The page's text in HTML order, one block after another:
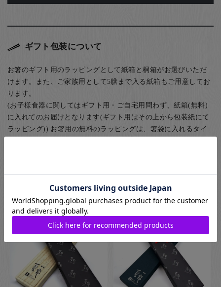
ギフト包装について
お箸のギフト用のラッピングとして紙箱と桐箱がお選びいただ
けます。また、ご家族用として5膳まで入る紙箱もご用意してお
ります。
(お子様食器に関してはギフト用・ご自宅用問わず、紙箱(無料)
に入れてのお届けとなります(ギフト用はその上から包装紙にて
ラッピング)) お箸用の無料のラッピングは、箸袋に入れるタイ
伝統的な贈り物のスタイルで、お箸のプレゼントにぴったりな